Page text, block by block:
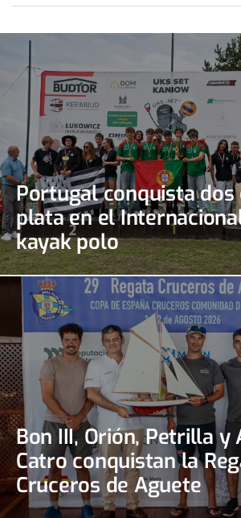
Portugal conquista dos
plata en el
kayak polo
Bon III, Orión, Petrilla y
Catro conquistan la
Cruceros de Aguete